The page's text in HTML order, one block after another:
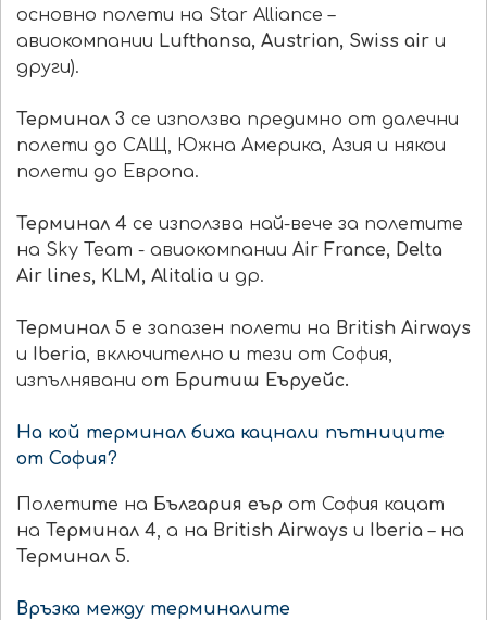
основно полети на Star Alliance –
авиокомпании Lufthansa, Austrian, Swiss air и
други).
Терминал 3 се използва предимно от далечни
полети до САЩ, Южна Америка, Азия и някои
полети до Европа.
Терминал 4 се използва най-вече за полетите
на Sky Team - авиокомпании Air France, Delta
Air lines, KLM, Alitalia и др.
Терминал 5 е запазен полети на British Airways
и Iberia, включително и тези от София,
изпълнявани от Бритиш Еъруейс.
На кой терминал биха кацнали пътниците
от София?
Полетите на България еър от София кацат
на Терминал 4, а на British Airways и Iberia – на
Терминал 5.
Връзка между терминалите